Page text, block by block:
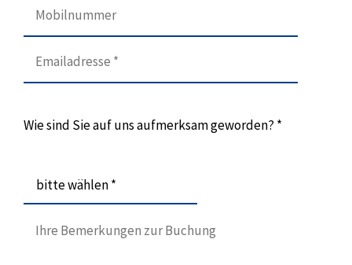
Wie sind Sie auf uns aufmerksam geworden? *
bitte wählen *